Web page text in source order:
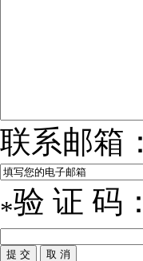
联系邮箱：
*验 证 码：